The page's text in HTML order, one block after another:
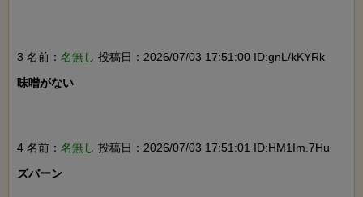
3 名前： 名無し 投稿日：2026/07/03 17:51:00 ID:gnL/kKYRk
味噌がない
4 名前： 名無し 投稿日：2026/07/03 17:51:01 ID:HM1Im.7Hu
ズバーン